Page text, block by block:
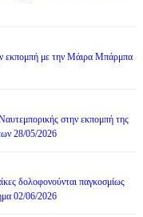
με την Μάιρα Mπάρμπα
στην εκπομπή της
28/05/2026
δολοφονούνται παγκοσμίως
02/06/2026